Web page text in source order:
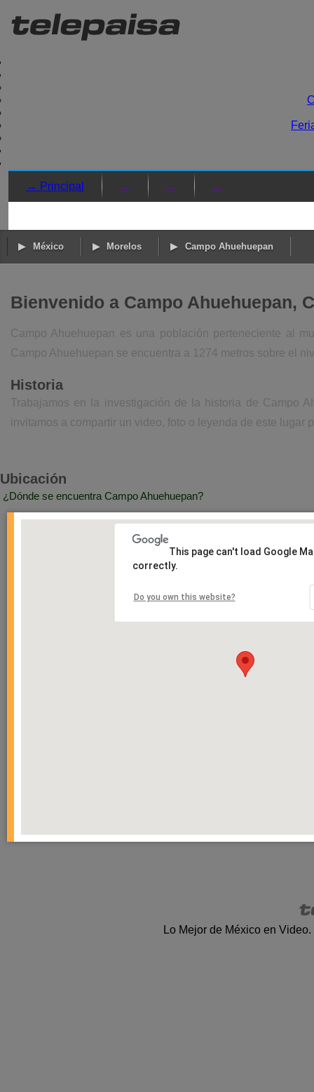
→ Principal → → →
México Morelos Campo Ahuehuepan
Bienvenido a Campo Ahuehuepan,
Campo Ahuehuepan es una población perteneciente al
Campo Ahuehuepan se encuentra a 1274 metros sobre el
Historia
Trabajamos en la investigación de la historia de Campo
invitamos a compartir un video, foto o leyenda de este lugar
Ubicación
¿Dónde se encuentra Campo Ahuehuepan?
This page can't load Google
correctly.
Do you own this website?
Lo Mejor de México en